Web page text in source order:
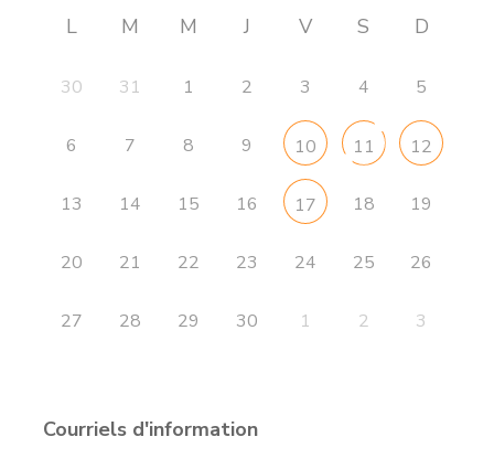
L M M J V S D
30 31 1 2 3 4 5
6 7 8 9 10 11 12
13 14 15 16 17 18 19
20 21 22 23 24 25 26
27 28 29 30 1 2 3
Courriels d'information